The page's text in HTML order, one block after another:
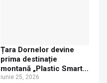
Țara Dornelor devine
prima destinație
montană „Plastic Smart”
din regiune
iunie 25, 2026